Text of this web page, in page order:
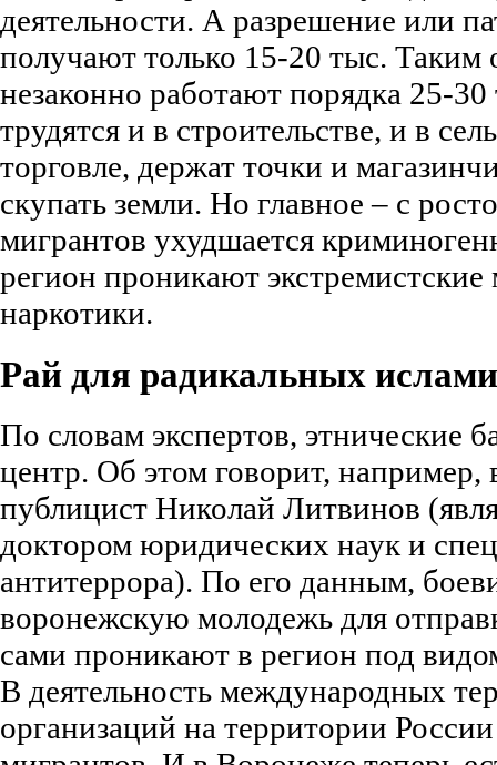
деятельности. А разрешение или
получают только 15-20 тыс. Таким
незаконно работают порядка 25-
трудятся и в строительстве, и в
торговле, держат точки и
скупать земли. Но главное – с
мигрантов ухудшается
регион проникают
наркотики.
Рай для радикальных
По словам экспертов, этнические
центр. Об этом говорит, например,
публицист Николай Литвинов
доктором юридических наук и
антитеррора). По его данным,
воронежскую молодежь для
сами проникают в регион под
В деятельность международных
организаций на территории